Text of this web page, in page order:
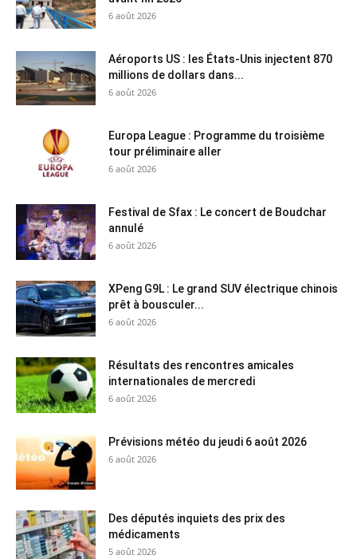
6 août 2026
Aéroports US : les États-Unis injectent 870
millions de dollars dans...
6 août 2026
Europa League : Programme du troisième
tour préliminaire aller
6 août 2026
Festival de Sfax : Le concert de Boudchar
annulé
6 août 2026
XPeng G9L : Le grand SUV électrique chinois
prêt à bousculer...
6 août 2026
Résultats des rencontres amicales
internationales de mercredi
6 août 2026
Prévisions météo du jeudi 6 août 2026
6 août 2026
Des députés inquiets des prix des
médicaments
5 août 2026